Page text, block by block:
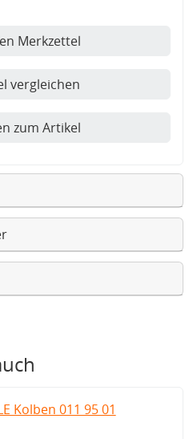
Merkzettel
vergleichen
zum Artikel
Kolben 011 95 01